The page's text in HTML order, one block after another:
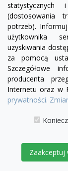
-10%
statystycznych
(dostosowania
potrzeb).
użytkownika
uzyskiwania
za pomocą
Szczegółowe
producenta
Internetu oraz w
prywatności.
Zaakceptuj